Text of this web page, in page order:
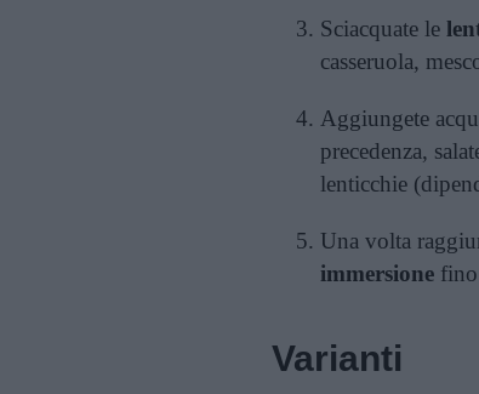
Sciacquate le
casseruola,
Aggiungete
precedenza,
lenticchie
Una volta
immersione
Varianti